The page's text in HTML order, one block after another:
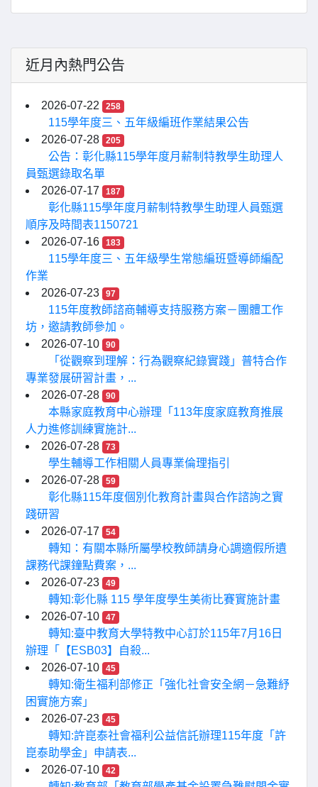
近月內熱門公告
2026-07-22 258
115學年度三、五年級編班作業結果公告
2026-07-28
205
公告：彰化縣115學年度月薪制特教學生助理人
員甄選錄取名單
2026-07-17
187
彰化縣115學年度月薪制特教學生助理人員甄選
順序及時間表1150721
2026-07-16
183
115學年度三、五年級學生常態編班暨導師編配
作業
2026-07-23
97
115年度教師諮商輔導支持服務方案－團體工作
坊，邀請教師參加。
2026-07-10
90
「從觀察到理解：行為觀察紀錄實踐」普特合作
專業發展研習計畫，...
2026-07-28
90
本縣家庭教育中心辦理「113年度家庭教育推展
人力進修訓練實施計...
2026-07-28
73
學生輔導工作相關人員專業倫理指引
2026-07-28
59
彰化縣115年度個別化教育計畫與合作諮詢之實
踐研習
2026-07-17
54
轉知：有關本縣所屬學校教師請身心調適假所遺
課務代課鐘點費案，...
2026-07-23
49
轉知:彰化縣 115 學年度學生美術比賽實施計畫
2026-07-10
47
轉知:臺中教育大學特教中心訂於115年7月16日
辦理「【ESB03】自殺...
2026-07-10
45
轉知:衛生福利部修正「強化社會安全網－急難紓
困實施方案」
2026-07-23
45
轉知:許崑泰社會福利公益信託辦理115年度「許
崑泰助學金」申請表...
2026-07-10
42